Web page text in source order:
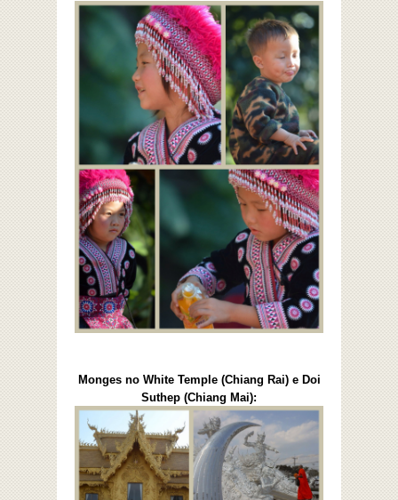
Monges no White Temple (Chiang Rai) e Doi
Suthep (Chiang Mai):